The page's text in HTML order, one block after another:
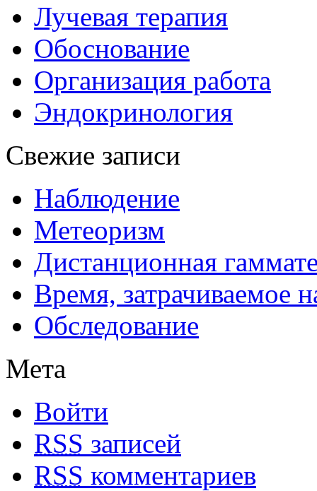
Лучевая терапия
Обоснование
Организация работа
Эндокринология
Свежие записи
Наблюдение
Метеоризм
Дистанционная
Время, затрачиваемое
Обследование
Мета
Войти
RSS записей
RSS комментариев